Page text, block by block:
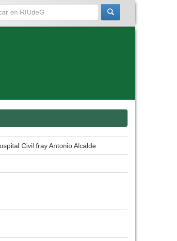
Civil fray Antonio Alcalde